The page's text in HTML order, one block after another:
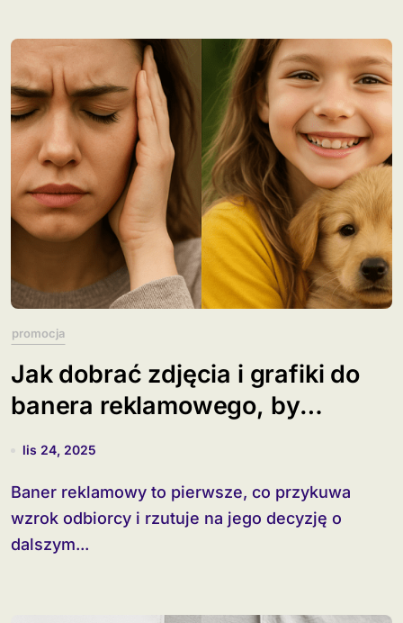
promocja
Jak dobrać zdjęcia i grafiki do
banera reklamowego, by
wzbudzać emocje?
lis 24, 2025
Baner reklamowy to pierwsze, co przykuwa
wzrok odbiorcy i rzutuje na jego decyzję o
dalszym...